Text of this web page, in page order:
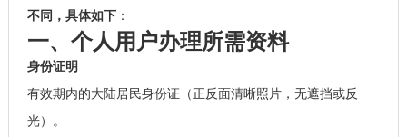
不同，具体如下：
一、个人用户办理所需资料
身份证明
有效期内的大陆居民身份证（正反面清晰照片，无遮挡或反
光）。